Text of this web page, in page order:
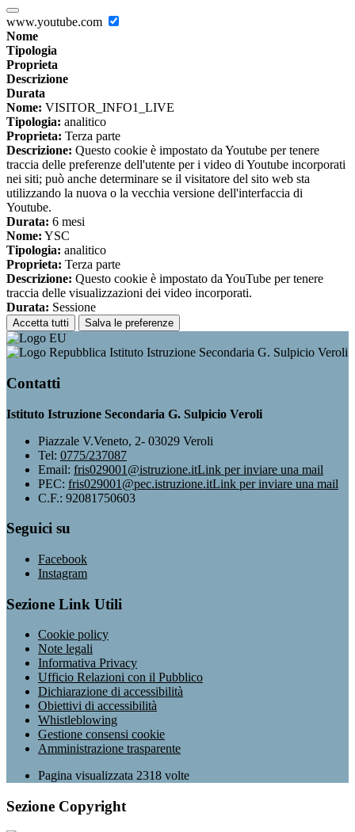
www.youtube.com
Nome
Tipologia
Proprieta
Descrizione
Durata
Nome: VISITOR_INFO1_LIVE
Tipologia: analitico
Proprieta: Terza parte
Descrizione: Questo cookie è impostato da Youtube per tenere
traccia delle preferenze dell'utente per i video di Youtube incorporati
nei siti; può anche determinare se il visitatore del sito web sta
utilizzando la nuova o la vecchia versione dell'interfaccia di
Youtube.
Durata: 6 mesi
Nome: YSC
Tipologia: analitico
Proprieta: Terza parte
Descrizione: Questo cookie è impostato da YouTube per tenere
traccia delle visualizzazioni dei video incorporati.
Durata: Sessione
Accetta tutti Salva le preferenze
Istituto Istruzione Secondaria G. Sulpicio Veroli
Contatti
Istituto Istruzione Secondaria G. Sulpicio Veroli
Piazzale V.Veneto, 2- 03029 Veroli
Tel: 0775/237087
Email: fris029001@istruzione.itLink per inviare una mail
PEC: fris029001@pec.istruzione.itLink per inviare una mail
C.F.: 92081750603
Seguici su
Facebook
Instagram
Sezione Link Utili
Cookie policy
Note legali
Informativa Privacy
Ufficio Relazioni con il Pubblico
Dichiarazione di accessibilità
Obiettivi di accessibilità
Whistleblowing
Gestione consensi cookie
Amministrazione trasparente
Pagina visualizzata 2318 volte
Sezione Copyright